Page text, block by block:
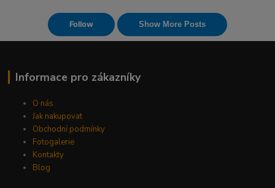
Informace pro zákazníky
O nás
Jak nakupovat
Obchodní podmínky
Fotogalerie
Kontakty
Blog